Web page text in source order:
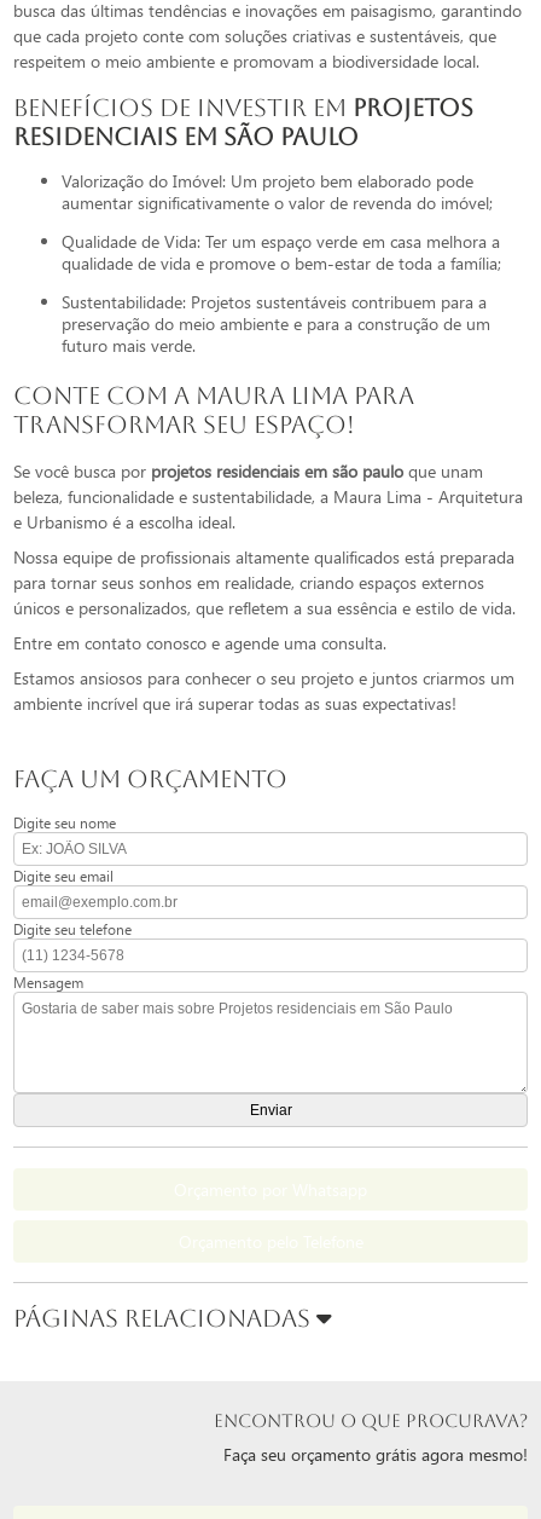
busca das últimas tendências e inovações em paisagismo, garantindo
que cada projeto conte com soluções criativas e sustentáveis, que
respeitem o meio ambiente e promovam a biodiversidade local.
Benefícios de Investir em projetos
residenciais em são paulo
Valorização do Imóvel: Um projeto bem elaborado pode
aumentar significativamente o valor de revenda do imóvel;
Qualidade de Vida: Ter um espaço verde em casa melhora a
qualidade de vida e promove o bem-estar de toda a família;
Sustentabilidade: Projetos sustentáveis contribuem para a
preservação do meio ambiente e para a construção de um
futuro mais verde.
Conte com a Maura Lima para
Transformar seu Espaço!
Se você busca por projetos residenciais em são paulo que unam
beleza, funcionalidade e sustentabilidade, a Maura Lima - Arquitetura
e Urbanismo é a escolha ideal.
Nossa equipe de profissionais altamente qualificados está preparada
para tornar seus sonhos em realidade, criando espaços externos
únicos e personalizados, que refletem a sua essência e estilo de vida.
Entre em contato conosco e agende uma consulta.
Estamos ansiosos para conhecer o seu projeto e juntos criarmos um
ambiente incrível que irá superar todas as suas expectativas!
FAÇA UM ORÇAMENTO
Digite seu nome
Digite seu email
Digite seu telefone
Mensagem
Páginas Relacionadas
ENCONTROU O QUE PROCURAVA?
Faça seu orçamento grátis agora mesmo!